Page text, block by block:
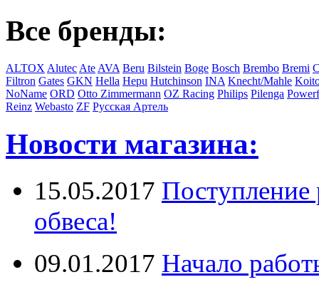
Все бренды:
ALTOX Alutec Ate AVA Beru Bilstein Boge Bosch Brembo Bremi
Filtron Gates GKN Hella Hepu Hutchinson INA Knecht/Mahle
NoName ORD Otto Zimmermann OZ Racing Philips Pilenga
Reinz Webasto ZF Русская Артель
Новости магазина:
15.05.2017 Поступление
обвеса!
09.01.2017 Начало